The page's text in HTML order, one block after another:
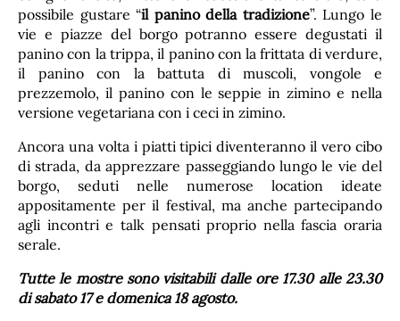
possibile gustare “il panino della tradizione”. Lungo le
vie e piazze del borgo potranno essere degustati il
panino con la trippa, il panino con la frittata di verdure,
il panino con la battuta di muscoli, vongole e
prezzemolo, il panino con le seppie in zimino e nella
versione vegetariana con i ceci in zimino.
Ancora una volta i piatti tipici diventeranno il vero cibo
di strada, da apprezzare passeggiando lungo le vie del
borgo, seduti nelle numerose location ideate
appositamente per il festival, ma anche partecipando
agli incontri e talk pensati proprio nella fascia oraria
serale.
Tutte le mostre sono visitabili dalle ore 17.30 alle 23.30
di sabato 17 e domenica 18 agosto.